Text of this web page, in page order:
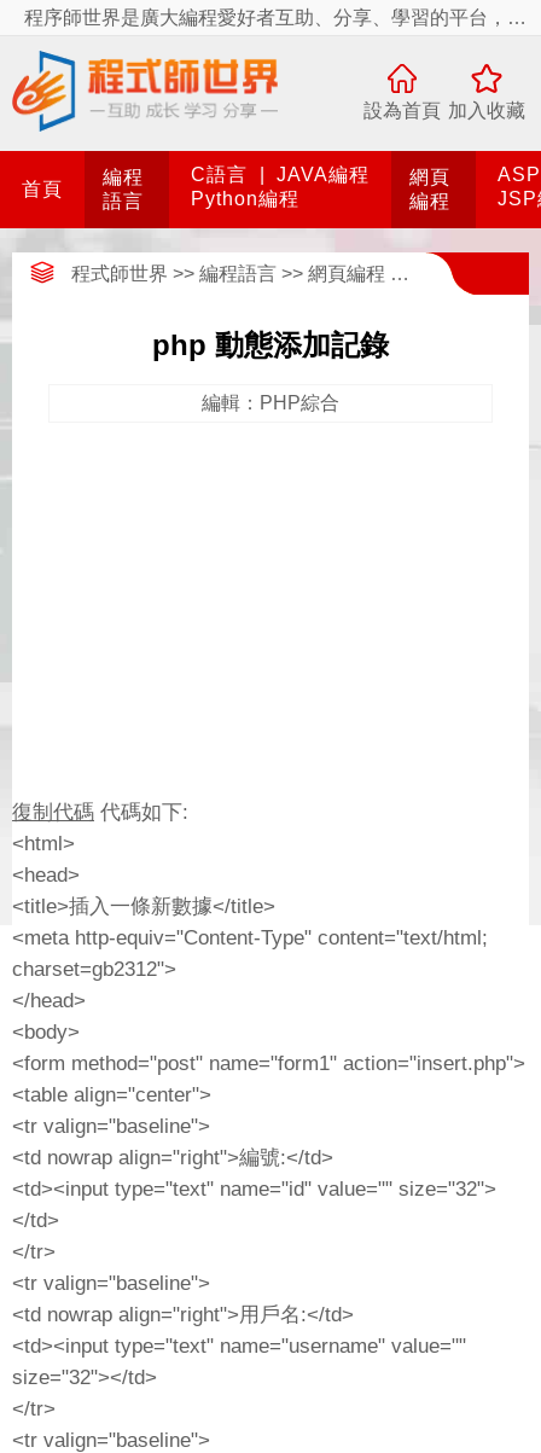
程序師世界是廣大編程愛好者互助、分享、學習的平台，程序師世界有你更精彩！
設為首頁 加入收藏
首頁
編程
語言
C語言
JAVA編程
Python編程
網頁
編程
JSP
程式師世界 >> 編程語言 >> 網頁編程 PHP編程
php 動態添加記錄
編輯：PHP綜合
復制代碼 代碼如下:
<html>
<head>
<title>插入一條新數據</title>
<meta http-equiv="Content-Type" content="text/html;
charset=gb2312">
</head>
<body>
<form method="post" name="form1" action="insert.php">
<table align="center">
<tr valign="baseline">
<td nowrap align="right">編號:</td>
<td><input type="text" name="id" value="" size="32">
</td>
</tr>
<tr valign="baseline">
<td nowrap align="right">用戶名:</td>
<td><input type="text" name="username" value=""
size="32"></td>
</tr>
<tr valign="baseline">